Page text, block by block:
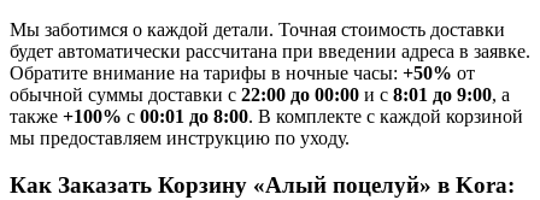
Мы заботимся о каждой детали. Точная стоимость доставки
будет автоматически рассчитана при введении адреса в заявке.
Обратите внимание на тарифы в ночные часы: +50% от
обычной суммы доставки с 22:00 до 00:00 и с 8:01 до 9:00, а
также +100% с 00:01 до 8:00. В комплекте с каждой корзиной
мы предоставляем инструкцию по уходу.
Как Заказать Корзину «Алый поцелуй» в Kora: